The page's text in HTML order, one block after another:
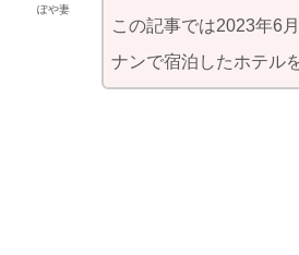
ぽや妻
この記事では2023年6
ナンで宿泊したホテル